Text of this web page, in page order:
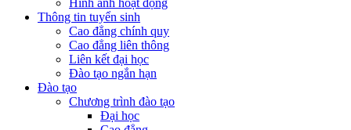
Hình ảnh hoạt động
Thông tin tuyển sinh
Cao đẳng chính quy
Cao đẳng liên thông
Liên kết đại học
Đào tạo ngắn hạn
Đào tạo
Chương trình đào tạo
Đại học